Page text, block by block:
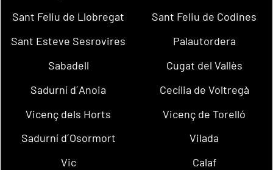
Sant Feliu de Llobregat
Sant Feliu de Codines
Sant Esteve Sesrovires
Palautordera
Sabadell
Cugat del Vallès
Sadurní d´Anoia
Cecília de Voltregà
Vicenç dels Horts
Vicenç de Torelló
Sadurní d´Osormort
Vilada
Vic
Calaf